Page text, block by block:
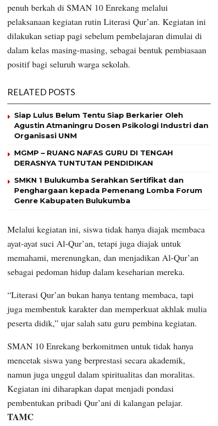
penuh berkah di SMAN 10 Enrekang melalui
pelaksanaan kegiatan rutin Literasi Qur’an. Kegiatan ini
dilakukan setiap pagi sebelum pembelajaran dimulai di
dalam kelas masing-masing, sebagai bentuk pembiasaan
positif bagi seluruh warga sekolah.
RELATED POSTS
Siap Lulus Belum Tentu Siap Berkarier Oleh
Agustin Atmaningru Dosen Psikologi Industri dan
Organisasi UNM
MGMP – RUANG NAFAS GURU DI TENGAH
DERASNYA TUNTUTAN PENDIDIKAN
SMKN 1 Bulukumba Serahkan Sertifikat dan
Penghargaan kepada Pemenang Lomba Forum
Genre Kabupaten Bulukumba
Melalui kegiatan ini, siswa tidak hanya diajak membaca
ayat-ayat suci Al-Qur’an, tetapi juga diajak untuk
memahami, merenungkan, dan menjadikan Al-Qur’an
sebagai pedoman hidup dalam keseharian mereka.
“Literasi Qur’an bukan hanya tentang membaca, tapi
juga membentuk karakter dan memperkuat akhlak mulia
peserta didik,” ujar salah satu guru pembina kegiatan.
SMAN 10 Enrekang berkomitmen untuk tidak hanya
mencetak siswa yang berprestasi secara akademik,
namun juga unggul dalam spiritualitas dan moralitas.
Kegiatan ini diharapkan dapat menjadi pondasi
pembentukan pribadi Qur’ani di kalangan pelajar.
TAMC